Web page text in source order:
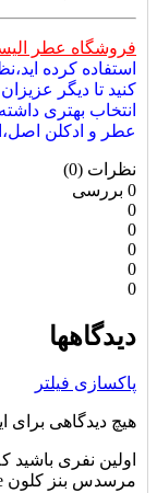
فروشگاه عطر
استفاده کرده
کنید تا دیگر
انتخاب بهتری
عطر و ادکلن
نظرات (0)
0 بررسی
0
0
0
0
0
دیدگاهها
پاکسازی فیلتر
هیچ دیدگاهی
اولین نفری باشید
مرسدس بنز کلون Mercedes Benz Cologne”